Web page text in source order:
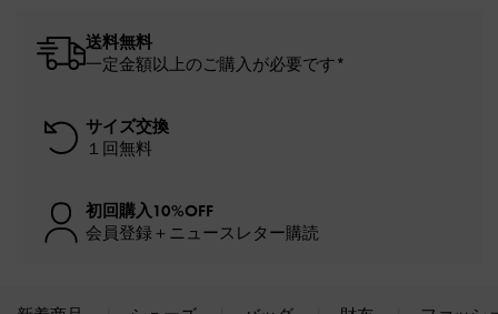
送料無料
一定金額以上のご購入が必要です*
サイズ交換
１回無料
初回購入10%OFF
会員登録＋ニュースレター購読